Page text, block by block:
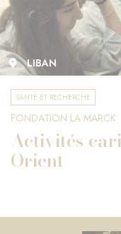
LIBAN
SANTÉ ET RECHERCHE
FONDATION LA MARCK
Activités
Orient